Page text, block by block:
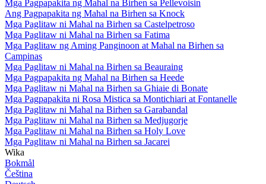
Mga Pagpapakita ng Mahal na Birhen sa Pellevoisin
Ang Pagpapakita ng Mahal na Birhen sa Knock
Mga Paglitaw ni Mahal na Birhen sa Castelpetroso
Mga Paglitaw ni Mahal na Birhen sa Fatima
Mga Paglitaw ng Aming Panginoon at Mahal na Birhen sa
Campinas
Mga Paglitaw ni Mahal na Birhen sa Beauraing
Mga Pagpapakita ng Mahal na Birhen sa Heede
Mga Paglitaw ni Mahal na Birhen sa Ghiaie di Bonate
Mga Pagpapakita ni Rosa Mistica sa Montichiari at Fontanelle
Mga Paglitaw ni Mahal na Birhen sa Garabandal
Mga Paglitaw ni Mahal na Birhen sa Medjugorje
Mga Paglitaw ni Mahal na Birhen sa Holy Love
Mga Paglitaw ni Mahal na Birhen sa Jacarei
Wika
Bokmål
Čeština